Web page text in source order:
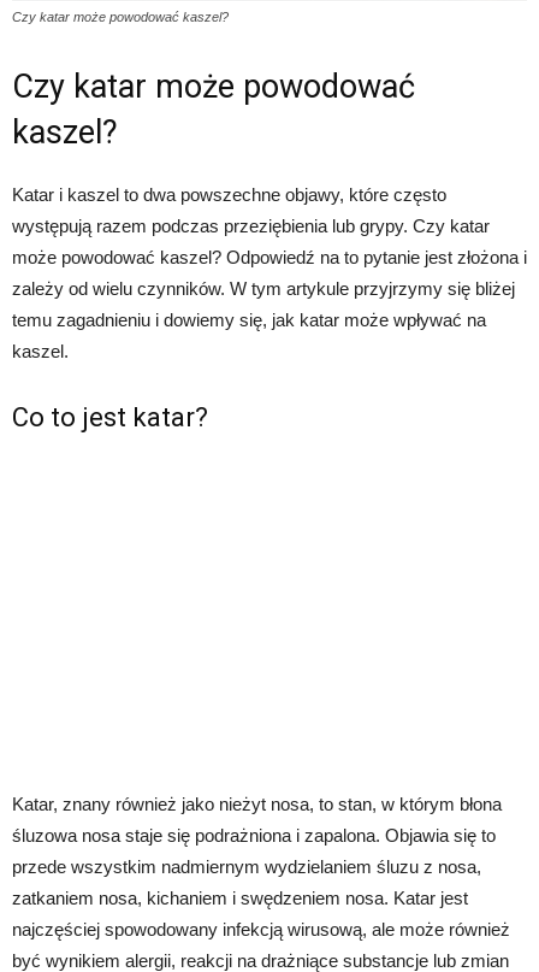
Czy katar może powodować kaszel?
Czy katar może powodować
kaszel?
Katar i kaszel to dwa powszechne objawy, które często
występują razem podczas przeziębienia lub grypy. Czy katar
może powodować kaszel? Odpowiedź na to pytanie jest złożona i
zależy od wielu czynników. W tym artykule przyjrzymy się bliżej
temu zagadnieniu i dowiemy się, jak katar może wpływać na
kaszel.
Co to jest katar?
Katar, znany również jako nieżyt nosa, to stan, w którym błona
śluzowa nosa staje się podrażniona i zapalona. Objawia się to
przede wszystkim nadmiernym wydzielaniem śluzu z nosa,
zatkaniem nosa, kichaniem i swędzeniem nosa. Katar jest
najczęściej spowodowany infekcją wirusową, ale może również
być wynikiem alergii, reakcji na drażniące substancje lub zmian